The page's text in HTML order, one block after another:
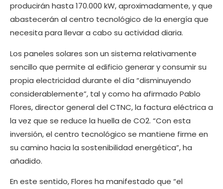
producirán hasta 170.000 kW, aproximadamente, y que
abastecerán al centro tecnológico de la energía que
necesita para llevar a cabo su actividad diaria.
Los paneles solares son un sistema relativamente
sencillo que permite al edificio generar y consumir su
propia electricidad durante el día “disminuyendo
considerablemente”, tal y como ha afirmado Pablo
Flores, director general del CTNC, la factura eléctrica a
la vez que se reduce la huella de CO2. “Con esta
inversión, el centro tecnológico se mantiene firme en
su camino hacia la sostenibilidad energética”, ha
añadido.
En este sentido, Flores ha manifestado que “el